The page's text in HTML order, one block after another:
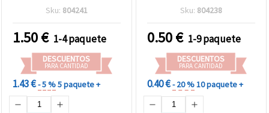
5x2 mm, MIX - 5 piezas
Sku: 804241
1.50€ 1-4 paquete
DESCUENTOS
PARA CANTIDAD
1.43 €- 5 %5 paquete +
piezas
Sku: 804238
0.50€ 1-9 paquete
DESCUENTOS
PARA CANTIDAD
0.40 €- 20 %10 paquete +